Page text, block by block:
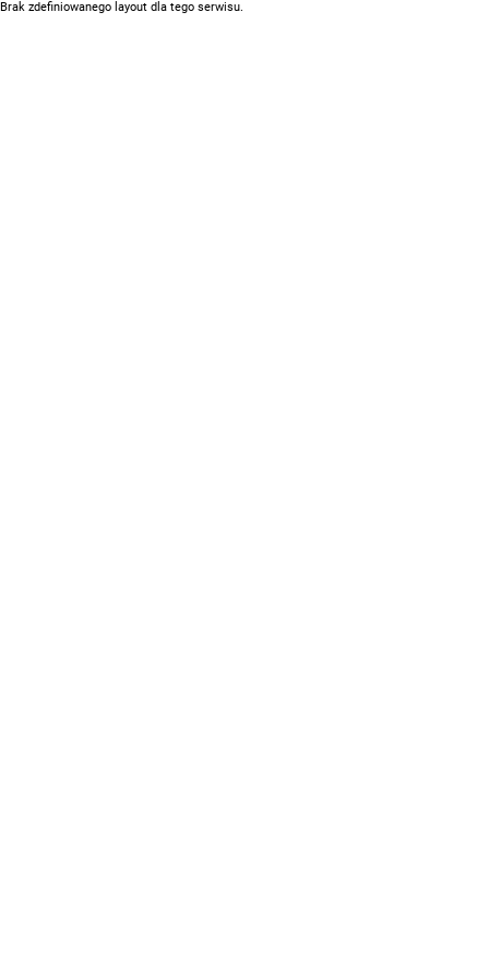
Brak zdefiniowanego layout dla tego serwisu.